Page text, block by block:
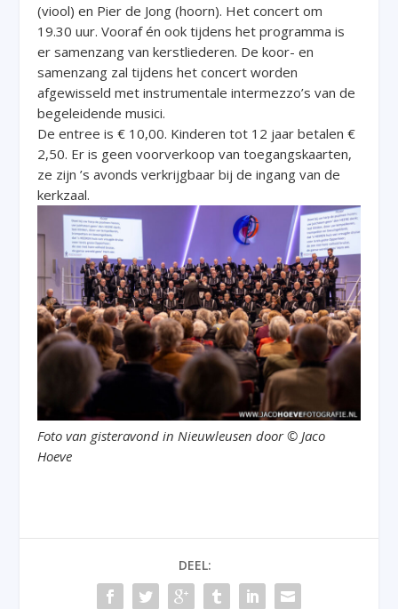
(viool) en Pier de Jong (hoorn). Het concert om
19.30 uur. Vooraf én ook tijdens het programma is
er samenzang van kerstliederen. De koor- en
samenzang zal tijdens het concert worden
afgewisseld met instrumentale intermezzo’s van de
begeleidende musici.
De entree is € 10,00. Kinderen tot 12 jaar betalen €
2,50. Er is geen voorverkoop van toegangskaarten,
ze zijn ’s avonds verkrijgbaar bij de ingang van de
kerkzaal.
Foto van gisteravond in Nieuwleusen door © Jaco
Hoeve
DEEL: